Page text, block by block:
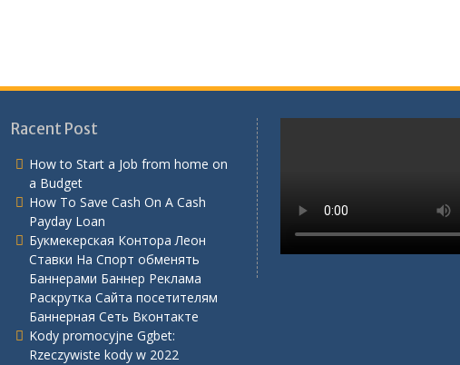
Racent Post
How to Start a Job from home on
a Budget
How To Save Cash On A Cash
Payday Loan
Букмекерская Контора Леон
Ставки На Спорт обменять
Баннерами Баннер Реклама
Раскрутка Сайта посетителям
Баннерная Сеть Вконтакте
Kody promocyjne Ggbet:
Rzeczywiste kody w 2022